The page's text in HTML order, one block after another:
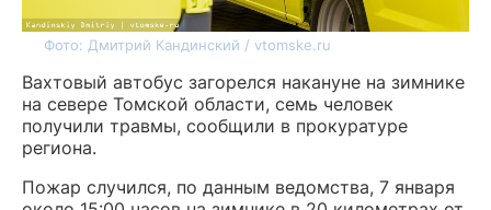
Фото: Дмитрий Кандинский / vtomske.ru
Вахтовый автобус загорелся накануне на зимнике
на севере Томской области, семь человек
получили травмы, сообщили в прокуратуре
региона.
Пожар случился, по данным ведомства, 7 января